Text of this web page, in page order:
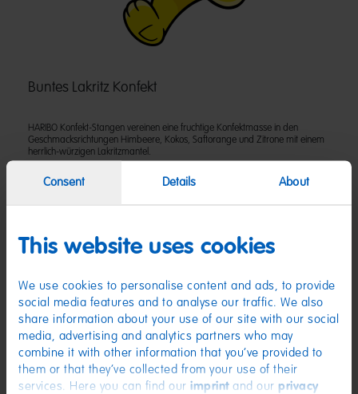
Consent Details About
This website uses cookies
We use cookies to personalise content and ads, to provide
social media features and to analyse our traffic. We also
share information about your use of our site with our social
media, advertising and analytics partners who may
combine it with other information that you’ve provided to
them or that they’ve collected from your use of their
services. Here you can find our imprintand our privacy
Buntes Lakritz Konfekt
HARIBO Konfekt-Stangen vereinen eine fruchtige Konfektmasse in den
Geschmacksrichtungen Himbeere, Kokos, Saftorange und Zitrone mit einem
herrlich-würzigen Lakritzmantel.
Süßholzextrakt (3 % bezogen auf den Lakritzanteil); Palmfett;
Kürbis; Säuerungsmittel: Citronensäure; Sonnenblumenöl;
Überzugsmittel: Bienenwachs weiß und gelb.
Nährwerte
Nährwerte pro 100 g
1594 kJ/377 kcal